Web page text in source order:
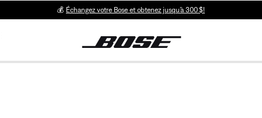
💰 Échangez votre Bose et obtenez jusqu’à 300 $!